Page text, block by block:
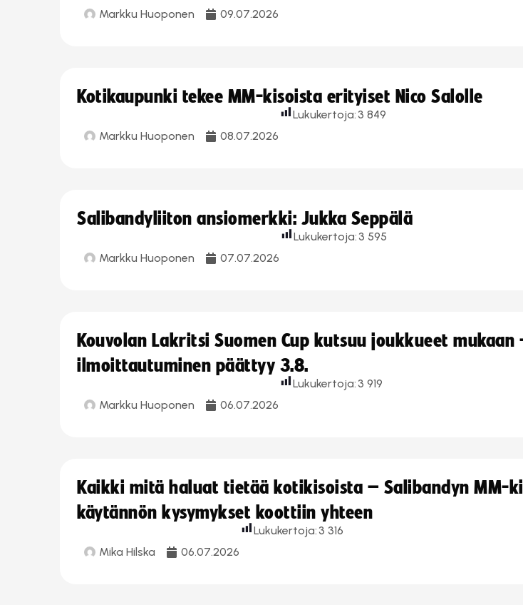
Markku Huoponen 09.07.2026
Kotikaupunki tekee MM-kisoista erityiset Nico Salolle
Markku Huoponen 08.07.2026
Lukukertoja: 3 849
Salibandyliiton ansiomerkki: Jukka Seppälä
Markku Huoponen 07.07.2026
Lukukertoja: 3 595
Kouvolan Lakritsi Suomen Cup kutsuu joukkueet mukaan
ilmoittautuminen päättyy 3.8.
Markku Huoponen 06.07.2026
Lukukertoja: 3 919
Kaikki mitä haluat tietää kotikisoista – Salibandyn MM-
käytännön kysymykset koottiin yhteen
Mika Hilska 06.07.2026
Lukukertoja: 3 316